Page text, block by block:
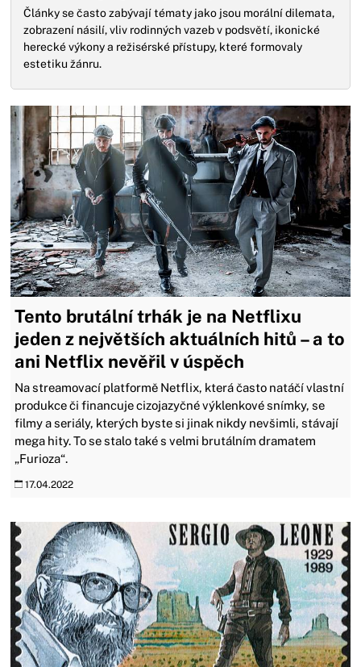
Články se často zabývají tématy jako jsou morální dilemata,
zobrazení násilí, vliv rodinných vazeb v podsvětí, ikonické
herecké výkony a režisérské přístupy, které formovaly
estetiku žánru.
Tento brutální trhák je na Netflixu
jeden z největších aktuálních hitů – a to
ani Netflix nevěřil v úspěch
Na streamovací platformě Netflix, která často natáčí vlastní
produkce či financuje cizojazyčné výklenkové snímky, se
filmy a seriály, kterých byste si jinak nikdy nevšimli, stávají
mega hity. To se stalo také s velmi brutálním dramatem
„Furioza“.
17.04.2022